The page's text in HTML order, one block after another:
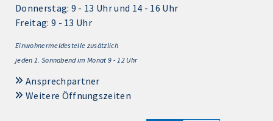
Donnerstag: 9 - 13 Uhr und 14 - 16 Uhr
Freitag: 9 - 13 Uhr
Einwohnermeldestelle zusätzlich
jeden 1. Sonnabend im Monat 9 - 12 Uhr
Ansprechpartner
Weitere Öffnungszeiten